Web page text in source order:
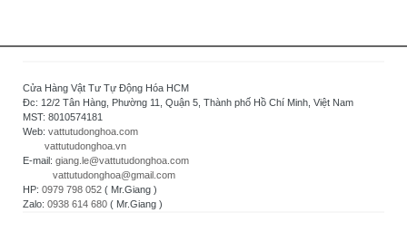
Cửa Hàng Vật Tư Tự Động Hóa HCM
Đc: 12/2 Tân Hàng, Phường 11, Quận 5, Thành phố Hồ Chí Minh, Việt Nam
MST: 8010574181
Web: vattutudonghoa.com
vattutudonghoa.vn
E-mail: giang.le@vattutudonghoa.com
vattutudonghoa@gmail.com
HP: 0979 798 052 ( Mr.Giang )
Zalo: 0938 614 680 ( Mr.Giang )